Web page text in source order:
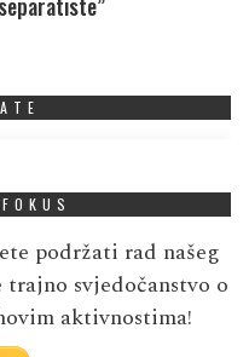
podržati rad našeg
svjedočanstvo o
aktivnostima!